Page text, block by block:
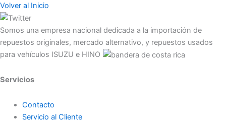
Volver al Inicio
Somos una empresa nacional dedicada a la importación de
repuestos originales, mercado alternativo, y repuestos usados
para vehículos ISUZU e HINO
Servicios
Contacto
Servicio al Cliente